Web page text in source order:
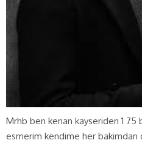
Mrhb ben kenan kayseriden 1 75
esmerim kendime her bakimdan